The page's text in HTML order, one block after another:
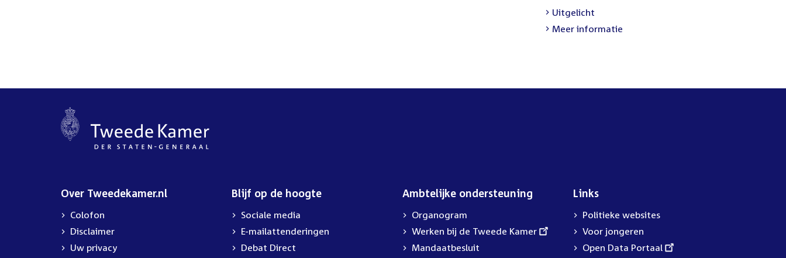
link:
External
link:
Uitgelicht
Meer informatie
Over Tweedekamer.nl
Colofon
Disclaimer
Uw privacy
Blijf op de hoogte
Sociale media
E-mailattenderingen
Debat Direct
Ambtelijke ondersteuning
Organogram
External
link:
Werken bij de Tweede Kamer
Mandaatbesluit
Links
Politieke websites
Voor jongeren
External
Open Data Portaal